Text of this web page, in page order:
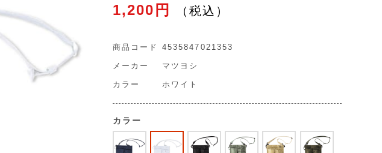
1,200円
商品コード 4535847021353
メーカー マツヨシ
カラー ホワイト
カラー